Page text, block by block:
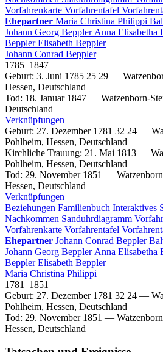
Vorfahrenkarte Vorfahrentafel
Ehepartner Maria Christina Philippi
Johann Georg Beppler Anna Elisabetha
Beppler Elisabeth Beppler
Johann Conrad Beppler
1785–1847
Geburt: 3. Juni 1785 25 29 —
Hessen, Deutschland
Tod: 18. Januar 1847 — Watzenborn-
Deutschland
Verknüpfungen
Geburt: 27. Dezember 1781 32 24 —
Pohlheim, Hessen, Deutschland
Kirchliche Trauung: 21. Mai 1813 —
Pohlheim, Hessen, Deutschland
Tod: 29. November 1851 —
Hessen, Deutschland
Verknüpfungen
Beziehungen Familienbuch Interaktives
Nachkommen Sanduhrdiagramm
Vorfahrenkarte Vorfahrentafel
Ehepartner Johann Conrad Beppler
Johann Georg Beppler Anna Elisabetha
Beppler Elisabeth Beppler
Maria Christina Philippi
1781–1851
Geburt: 27. Dezember 1781 32 24 —
Pohlheim, Hessen, Deutschland
Tod: 29. November 1851 —
Hessen, Deutschland